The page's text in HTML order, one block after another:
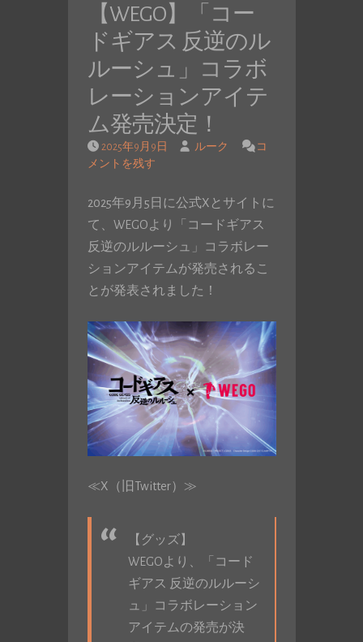
【WEGO】「コー
ドギアス 反逆のル
ルーシュ」コラボ
レーションアイテ
ム発売決定！
2025年9月9日 ルーク
コ
メントを残す
2025年9月5日に公式Xとサイトに
て、WEGOより「コードギアス
反逆のルルーシュ」コラボレー
ションアイテムが発売されるこ
とが発表されました！
≪X（旧Twitter）≫
【グッズ】
WEGOより、「コード
ギアス 反逆のルルーシ
ュ」コラボレーション
アイテムの発売が決